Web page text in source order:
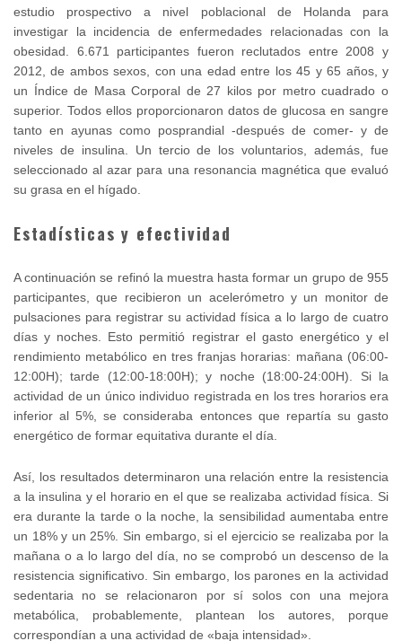
estudio prospectivo a nivel poblacional de Holanda para
investigar la incidencia de enfermedades relacionadas con la
obesidad. 6.671 participantes fueron reclutados entre 2008 y
2012, de ambos sexos, con una edad entre los 45 y 65 años, y
un Índice de Masa Corporal de 27 kilos por metro cuadrado o
superior. Todos ellos proporcionaron datos de glucosa en sangre
tanto en ayunas como posprandial -después de comer- y de
niveles de insulina. Un tercio de los voluntarios, además, fue
seleccionado al azar para una resonancia magnética que evaluó
su grasa en el hígado.
Estadísticas y efectividad
A continuación se refinó la muestra hasta formar un grupo de 955
participantes, que recibieron un acelerómetro y un monitor de
pulsaciones para registrar su actividad física a lo largo de cuatro
días y noches. Esto permitió registrar el gasto energético y el
rendimiento metabólico en tres franjas horarias: mañana (06:00-
12:00H); tarde (12:00-18:00H); y noche (18:00-24:00H). Si la
actividad de un único individuo registrada en los tres horarios era
inferior al 5%, se consideraba entonces que repartía su gasto
energético de formar equitativa durante el día.
Así, los resultados determinaron una relación entre la resistencia
a la insulina y el horario en el que se realizaba actividad física. Si
era durante la tarde o la noche, la sensibilidad aumentaba entre
un 18% y un 25%. Sin embargo, si el ejercicio se realizaba por la
mañana o a lo largo del día, no se comprobó un descenso de la
resistencia significativo. Sin embargo, los parones en la actividad
sedentaria no se relacionaron por sí solos con una mejora
metabólica, probablemente, plantean los autores, porque
correspondían a una actividad de «baja intensidad».